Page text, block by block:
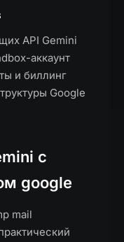
API Gemini
аккаунт
и биллинг
Google
с
google
mail